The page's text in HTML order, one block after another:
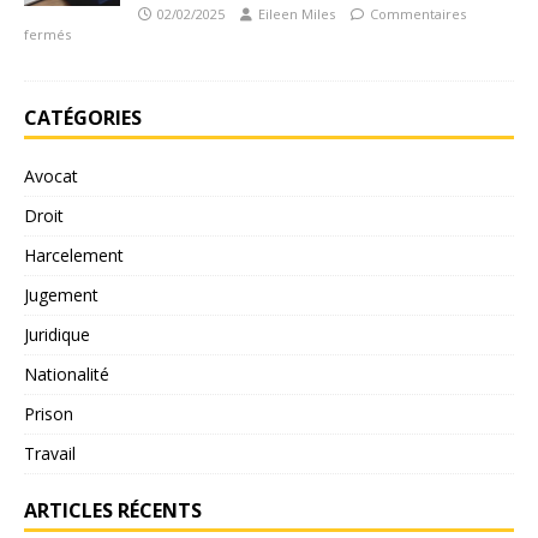
02/02/2025 Eileen Miles
Commentaires
fermés
CATÉGORIES
Avocat
Droit
Harcelement
Jugement
Juridique
Nationalité
Prison
Travail
ARTICLES RÉCENTS